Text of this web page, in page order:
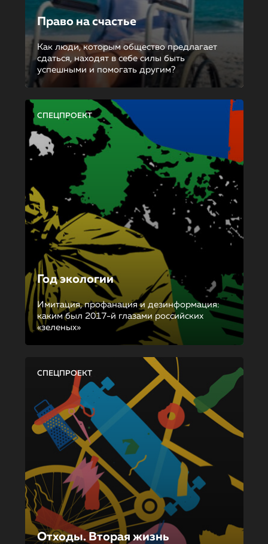
Право на счастье
Как люди, которым общество предлагает
сдаться, находят в себе силы быть
успешными и помогать другим?
СПЕЦПРОЕКТ
Год экологии
Имитация, профанация и дезинформация:
каким был 2017-й глазами российских
«зеленых»
СПЕЦПРОЕКТ
Отходы. Вторая жизнь